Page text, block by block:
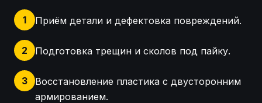
1 Приём детали и дефектовка повреждений.
2 Подготовка трещин и сколов под пайку.
3
Восстановление пластика с двусторонним
армированием.